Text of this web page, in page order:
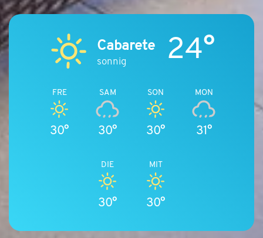
Cabarete
sonnig 24°
FRE
30°
SAM
30°
SON
30°
MON
31°
DIE
30°
MIT
30°